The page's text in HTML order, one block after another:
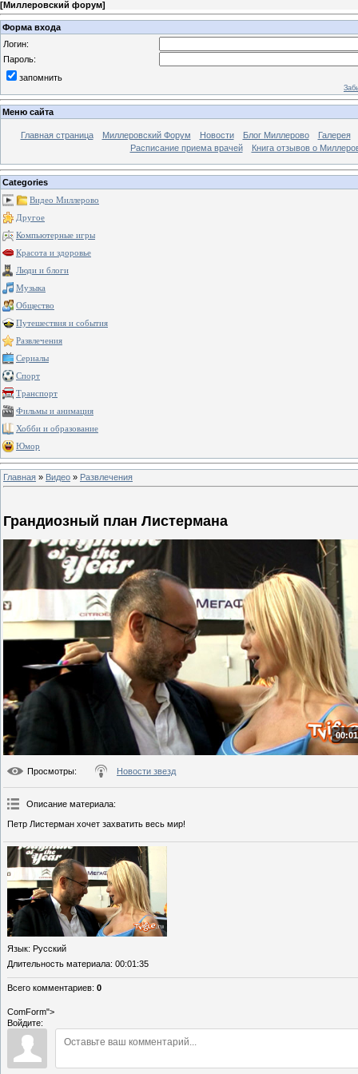
[Миллеровский форум]
Форма входа
Логин:
Пароль:
запомнить
Меню сайта
Главная страница Миллеровский Форум Новости Блог Миллерово
Галерея
Расписание приема врачей
Книга отзывов о
Categories
Видео Миллерово
Другое
Компьютерные игры
Красота и здоровье
Люди и блоги
Музыка
Общество
Путешествия и события
Развлечения
Сериалы
Спорт
Транспорт
Фильмы и анимация
Хобби и образование
Юмор
Главная » Видео » Развлечения
Грандиозный план Листермана
Просмотры: Новости звезд
Описание материала:
Петр Листерман хочет захватить весь мир!
Язык: Русский
Длительность материала: 00:01:35
Всего комментариев: 0
ComForm">
Войдите: